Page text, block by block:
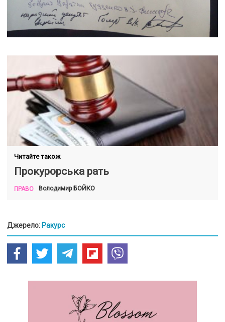
Читайте також
Прокурорська рать
ПРАВО ВолодимирБОЙКО
Джерело: Ракурс